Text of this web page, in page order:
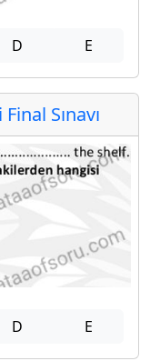
D E
Sınavı
D E